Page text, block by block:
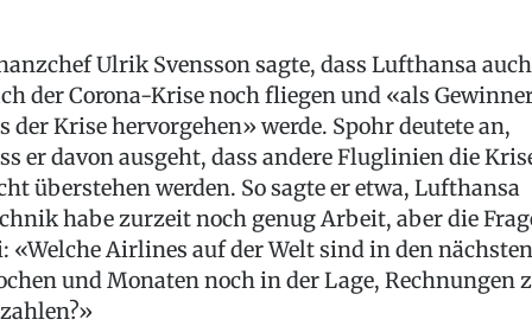
Ulrik Svensson sagte, dass Lufthansa auch
der Corona-Krise noch fliegen und «als
der Krise hervorgehen» werde. Spohr deutete an,
er davon ausgeht, dass andere Fluglinien die
überstehen werden. So sagte er etwa, Lufthansa
habe zurzeit noch genug Arbeit, aber die
«Welche Airlines auf der Welt sind in den nächsten
und Monaten noch in der Lage, Rechnungen